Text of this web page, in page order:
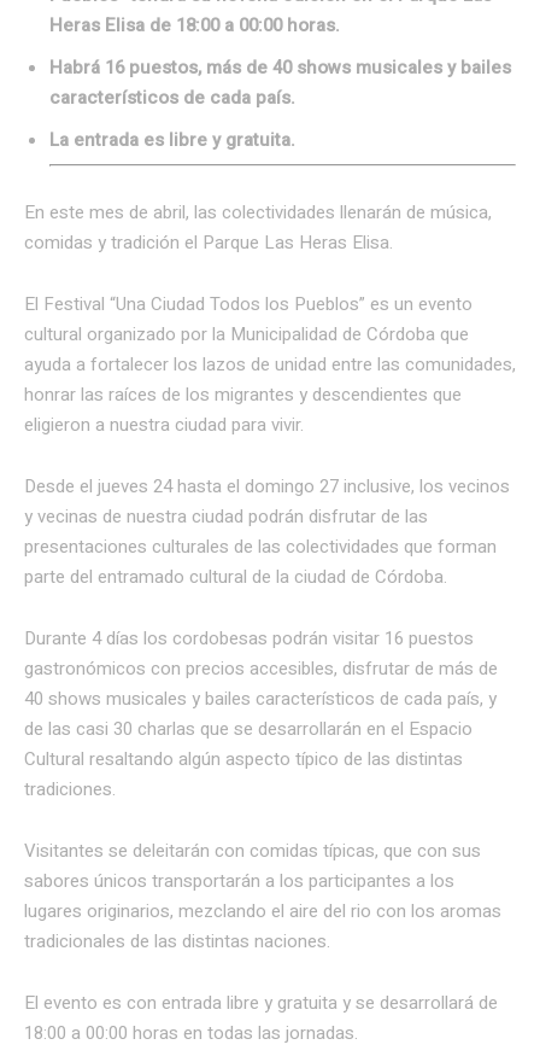
Heras Elisa de 18:00 a 00:00 horas.
Habrá 16 puestos, más de 40 shows musicales y bailes
característicos de cada país.
La entrada es libre y gratuita.
En este mes de abril, las colectividades llenarán de música,
comidas y tradición el Parque Las Heras Elisa.
El Festival “Una Ciudad Todos los Pueblos” es un evento
cultural organizado por la Municipalidad de Córdoba que
ayuda a fortalecer los lazos de unidad entre las comunidades,
honrar las raíces de los migrantes y descendientes que
eligieron a nuestra ciudad para vivir.
Desde el jueves 24 hasta el domingo 27 inclusive, los vecinos
y vecinas de nuestra ciudad podrán disfrutar de las
presentaciones culturales de las colectividades que forman
parte del entramado cultural de la ciudad de Córdoba.
Durante 4 días los cordobesas podrán visitar 16 puestos
gastronómicos con precios accesibles, disfrutar de más de
40 shows musicales y bailes característicos de cada país, y
de las casi 30 charlas que se desarrollarán en el Espacio
Cultural resaltando algún aspecto típico de las distintas
tradiciones.
Visitantes se deleitarán con comidas típicas, que con sus
sabores únicos transportarán a los participantes a los
lugares originarios, mezclando el aire del rio con los aromas
tradicionales de las distintas naciones.
El evento es con entrada libre y gratuita y se desarrollará de
18:00 a 00:00 horas en todas las jornadas.